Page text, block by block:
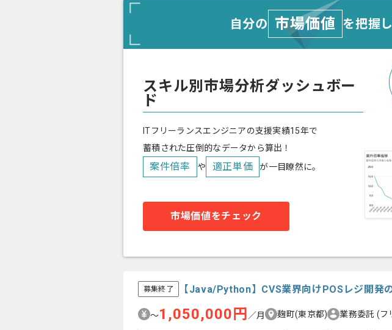
自分の 市場価値 を把握
スキル別市場分析ダッシュボー
ド
ITフリーランスエンジニアの支援実績15年で
蓄積された圧倒的なデータから算出！
案件倍率 や 適正単価 が一目瞭然に。
市場価値をチェック
募集終了 【Java/Python】CVS業界向けPOSレジ開発
〜1,050,000円 ／月 麹町(東京都) 業務委託 (フ